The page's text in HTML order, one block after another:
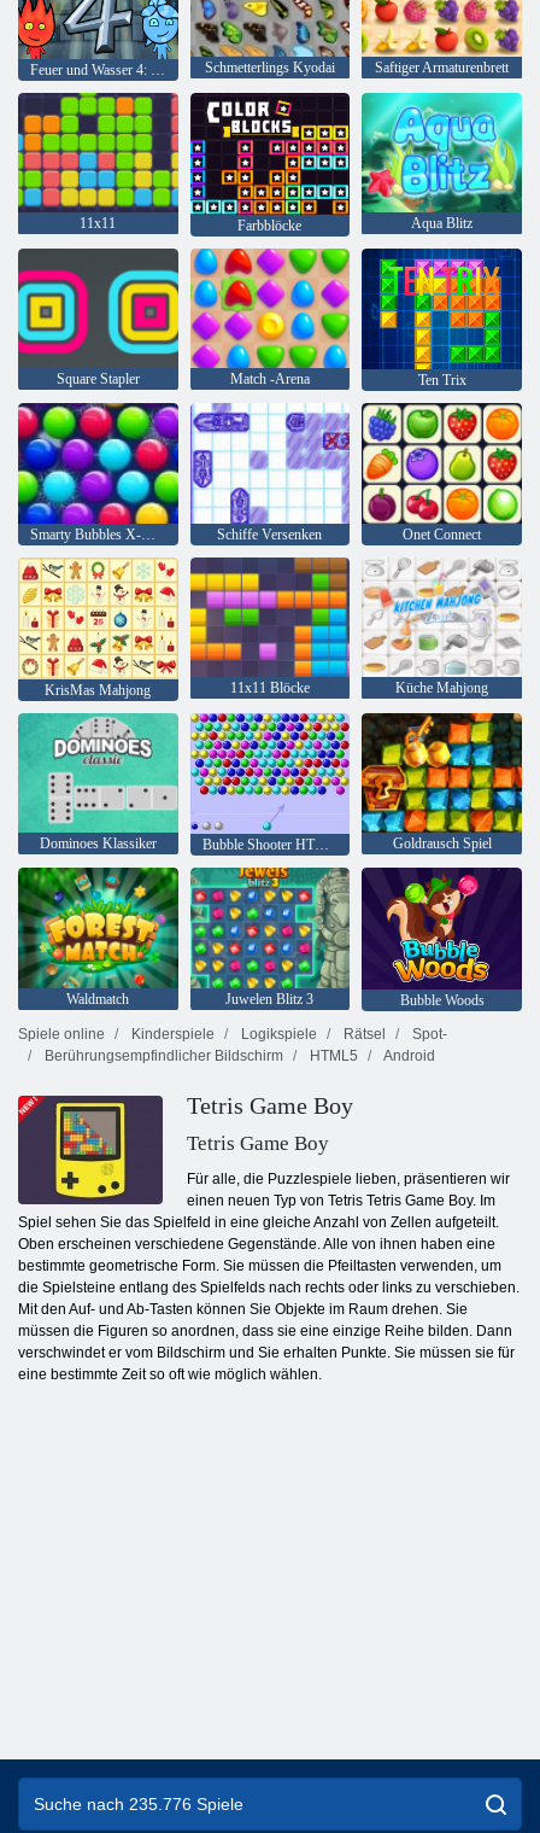
Schmetterlings Kyodai Saftiger Armaturenbrett
11x11 Farbblöcke Aqua Blitz
Square Stapler Match -Arena Ten Trix
Smarty Bubbles X-Mas Schiffe Versenken Onet Connect
KrisMas Mahjong 11x11 Blöcke Küche Mahjong
Dominoes Klassiker Bubble Shooter HTML5 Goldrausch Spiel
Waldmatch Juwelen Blitz 3
Bubble Woods
Spiele online
Kinderspiele Logikspiele Rätsel
Spot-
Berührungsempfindlicher Bildschirm
HTML5 Android
Tetris Game Boy
Tetris Game Boy
Für alle, die Puzzlespiele lieben, präsentieren wir
einen neuen Typ von Tetris Tetris Game Boy. Im
Spiel sehen Sie das Spielfeld in eine gleiche Anzahl von Zellen aufgeteilt.
Oben erscheinen verschiedene Gegenstände. Alle von ihnen haben eine
bestimmte geometrische Form. Sie müssen die Pfeiltasten verwenden, um
die Spielsteine ​​entlang des Spielfelds nach rechts oder links zu verschieben.
Mit den Auf- und Ab-Tasten können Sie Objekte im Raum drehen. Sie
müssen die Figuren so anordnen, dass sie eine einzige Reihe bilden. Dann
verschwindet er vom Bildschirm und Sie erhalten Punkte. Sie müssen sie für
eine bestimmte Zeit so oft wie möglich wählen.